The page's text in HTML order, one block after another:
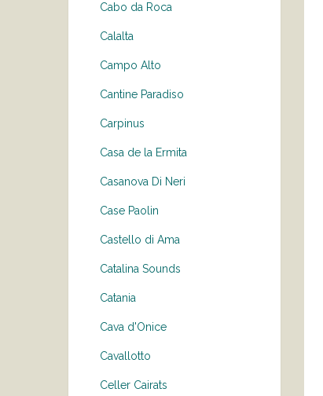
Cabo da Roca
Calalta
Campo Alto
Cantine Paradiso
Carpinus
Casa de la Ermita
Casanova Di Neri
Case Paolin
Castello di Ama
Catalina Sounds
Catania
Cava d'Onice
Cavallotto
Celler Cairats